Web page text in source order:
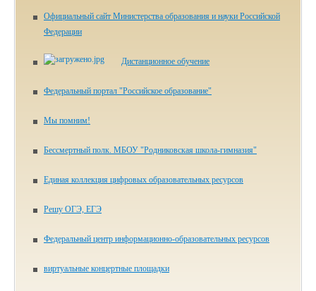
Официальный сайт Министерства образования и науки Российской
Федерации
Дистанционное обучение
Федеральный портал "Российское образование"
Мы помним!
Бессмертный полк. МБОУ "Родниковская школа-гимназия"
Единая коллекция цифровых образовательных ресурсов
Решу ОГЭ, ЕГЭ
Федеральный центр информационно-образовательных ресурсов
виртуальные концертные площадки